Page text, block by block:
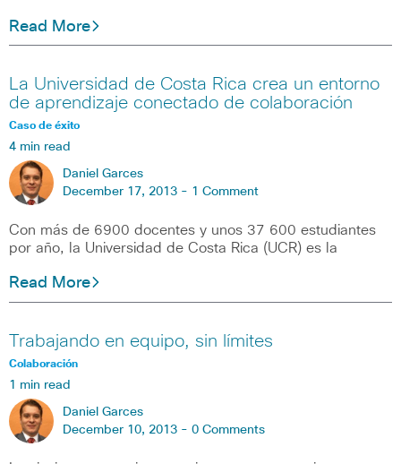
Read More
La Universidad de Costa Rica crea un entorno
de aprendizaje conectado de colaboración
Caso de éxito
4 min read
Daniel Garces
December 17, 2013 - 1 Comment
Con más de 6900 docentes y unos 37 600 estudiantes
por año, la Universidad de Costa Rica (UCR) es la
Read More
Trabajando en equipo, sin límites
Colaboración
1 min read
Daniel Garces
December 10, 2013 - 0 Comments